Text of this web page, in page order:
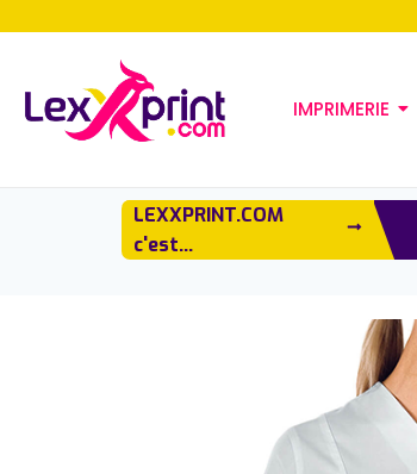
IMPRIMERIE
LEXXPRINT.COM
c'est...
Impression chrono